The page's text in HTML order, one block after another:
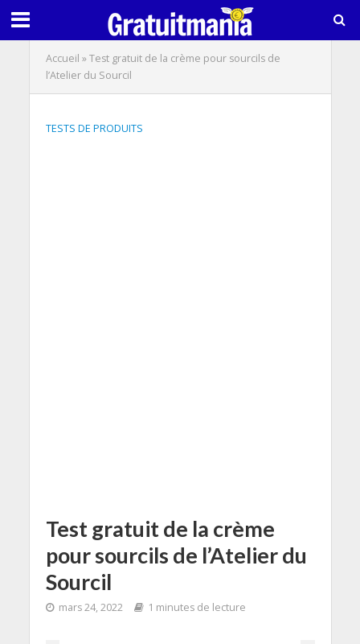
Accueil »Test gratuit de la crème pour sourcils de
l’Atelier du Sourcil
TESTS DE PRODUITS
Test gratuit de la crème
pour sourcils de l’Atelier du
Sourcil
mars 24, 2022 1 minutes de lecture